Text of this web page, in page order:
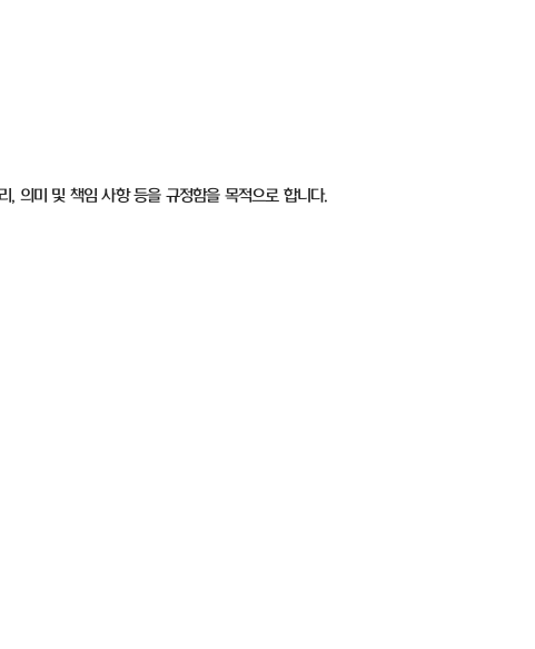
, 의미 및 책임 사항 등을 규정함을 목적으로 합니다.